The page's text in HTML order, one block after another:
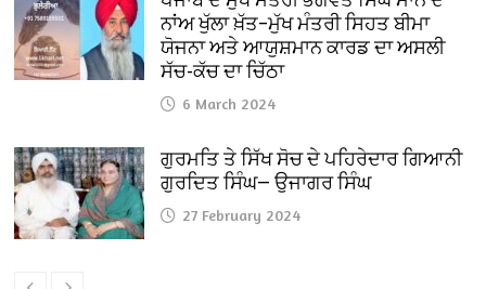
ਨਾਂਅ ਖੁੱਲਾ ਖ਼ੱਤ–ਮੁੱਖ ਮੰਤਰੀ ਸਿਹਤ ਬੀਮਾ
ਯੋਜਨਾ ਅਤੇ ਆਯੁਸ਼ਮਾਨ ਕਾਰਡ ਦਾ ਅਸਲੀ
ਸੱਚ-ਕੱਚ ਦਾ ਚਿੱਠਾ
6 March 2024
ਗੁਰਮਤਿ ਤੇ ਸਿੱਖ ਸੋਚ ਦੇ ਪਹਿਰੇਦਾਰ ਗਿਆਨੀ
ਗੁਰਦਿਤ ਸਿੰਘ— ਉਜਾਗਰ ਸਿੰਘ
27 February 2024